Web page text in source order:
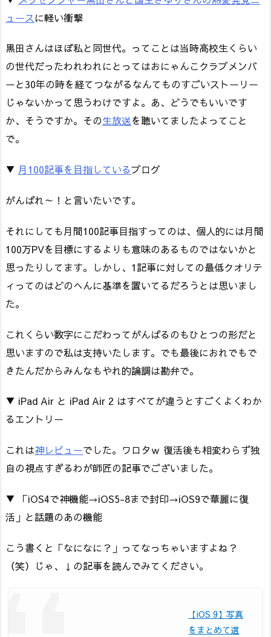
ュースに軽い衝撃
黒田さんはほぼ私と同世代。ってことは当時高校生くらい
の世代だったわれわれにとってはおにゃんこクラブメンバ
ーと30年の時を経てつながるなんてものすごいストーリー
じゃないかって思うわけですよ。あ、どうでもいいです
か、そうですか。その生放送を聴いてましたよってこと
で。
▼ 月100記事を目指しているブログ
がんばれ～！と言いたいです。
それにしても月間100記事目指すってのは、個人的には月間
100万PVを目標にするよりも意味のあるものではないかと
思ったりしてます。しかし、1記事に対しての最低クオリテ
ィってのはどのへんに基準を置いてるだろうとは思いまし
た。
これくらい数字にこだわってがんばるのもひとつの形だと
思いますので私は支持いたします。でも最後におれでもで
きたんだからみんなもやれ的論調は勘弁で。
▼ iPad Air と iPad Air 2 はすべてが違うとすごくよくわか
るエントリー
これは神レビューでした。ワロタｗ 復活後も相変わらず独
自の視点すぎるわが師匠の記事でございました。
▼ 「iOS4で神機能→iOS5-8まで封印→iOS9で華麗に復
活」と話題のあの機能
こう書くと「なになに？」ってなっちゃいますよね？
（笑）じゃ、↓の記事を読んでみてください。
【iOS 9】写真
をまとめて選